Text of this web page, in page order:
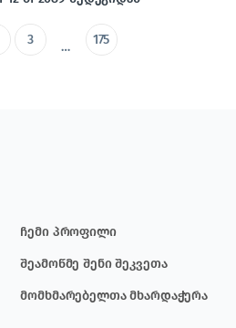
3 … 175
ჩემი პროფილი
შეამოწმე შენი შეკვეთა
მომხმარებელთა მხარდაჭერა